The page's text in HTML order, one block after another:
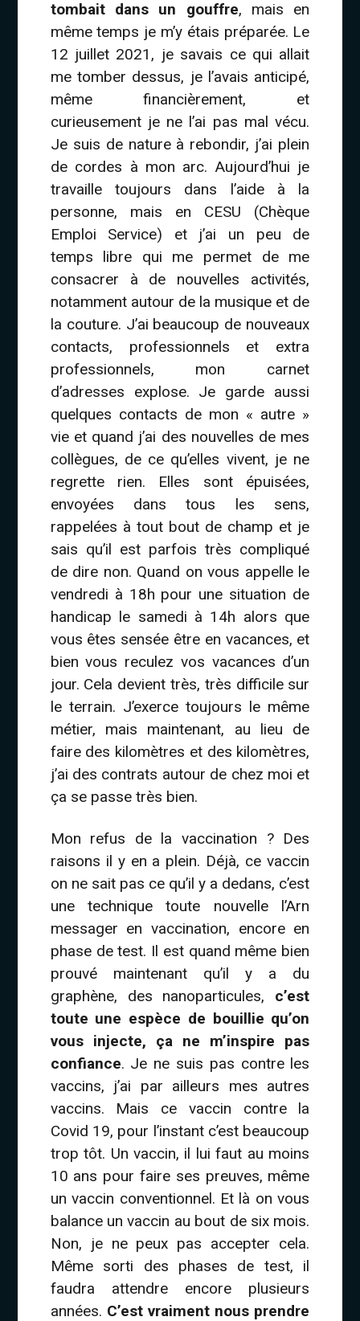
tombait dans un gouffre, mais en
même temps je m’y étais préparée. Le
12 juillet 2021, je savais ce qui allait
me tomber dessus, je l’avais anticipé,
même financièrement, et
curieusement je ne l’ai pas mal vécu.
Je suis de nature à rebondir, j’ai plein
de cordes à mon arc. Aujourd’hui je
travaille toujours dans l’aide à la
personne, mais en CESU (Chèque
Emploi Service) et j’ai un peu de
temps libre qui me permet de me
consacrer à de nouvelles activités,
notamment autour de la musique et de
la couture. J’ai beaucoup de nouveaux
contacts, professionnels et extra
professionnels, mon carnet
d’adresses explose. Je garde aussi
quelques contacts de mon « autre »
vie et quand j’ai des nouvelles de mes
collègues, de ce qu’elles vivent, je ne
regrette rien. Elles sont épuisées,
envoyées dans tous les sens,
rappelées à tout bout de champ et je
sais qu’il est parfois très compliqué
de dire non. Quand on vous appelle le
vendredi à 18h pour une situation de
handicap le samedi à 14h alors que
vous êtes sensée être en vacances, et
bien vous reculez vos vacances d’un
jour. Cela devient très, très difficile sur
le terrain. J’exerce toujours le même
métier, mais maintenant, au lieu de
faire des kilomètres et des kilomètres,
j’ai des contrats autour de chez moi et
ça se passe très bien.
Mon refus de la vaccination ? Des
raisons il y en a plein. Déjà, ce vaccin
on ne sait pas ce qu’il y a dedans, c’est
une technique toute nouvelle l’Arn
messager en vaccination, encore en
phase de test. Il est quand même bien
prouvé maintenant qu’il y a du
graphène, des nanoparticules, c’est
toute une espèce de bouillie qu’on
vous injecte, ça ne m’inspire pas
confiance. Je ne suis pas contre les
vaccins, j’ai par ailleurs mes autres
vaccins. Mais ce vaccin contre la
Covid 19, pour l’instant c’est beaucoup
trop tôt. Un vaccin, il lui faut au moins
10 ans pour faire ses preuves, même
un vaccin conventionnel. Et là on vous
balance un vaccin au bout de six mois.
Non, je ne peux pas accepter cela.
Même sorti des phases de test, il
faudra attendre encore plusieurs
années. C’est vraiment nous prendre